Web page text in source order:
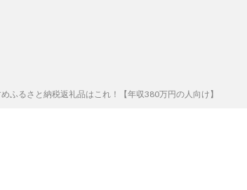
ふるさと納税返礼品はこれ！【年収380万円の人向け】